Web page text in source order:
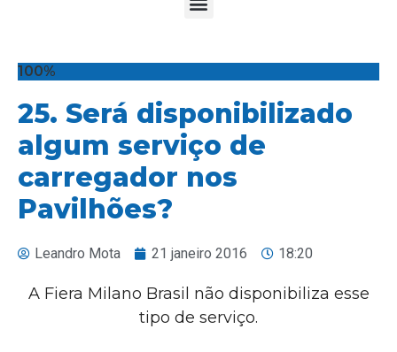
100%
25. Será disponibilizado
algum serviço de
carregador nos
Pavilhões?
Leandro Mota 21 janeiro 2016 18:20
A Fiera Milano Brasil não disponibiliza esse
tipo de serviço.